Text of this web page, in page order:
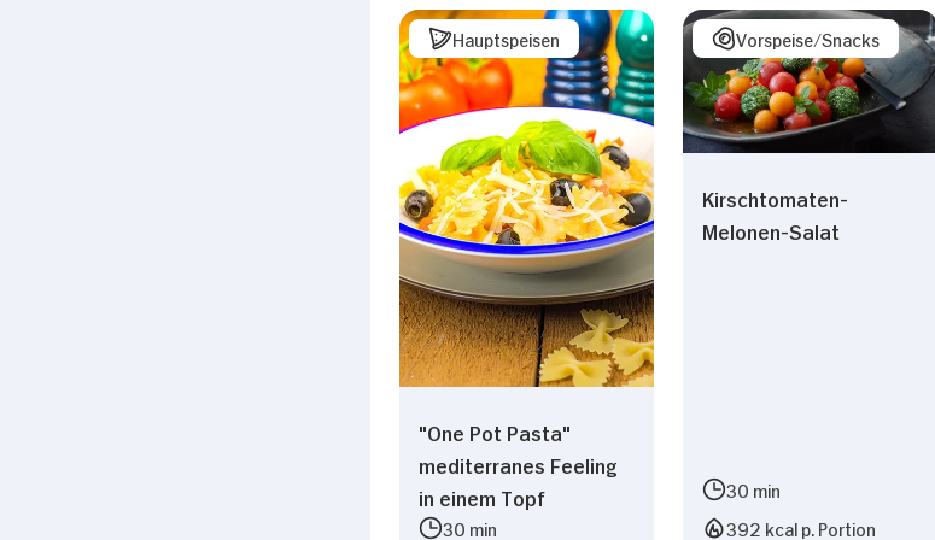
Nur Notwendige erlauben
Hauptspeisen
"One Pot Pasta"
mediterranes Feeling
in einem Topf
30 min
Vorspeise/Snacks
Kirschtomaten-
Melonen-Salat
30 min
392 kcal p. Portion